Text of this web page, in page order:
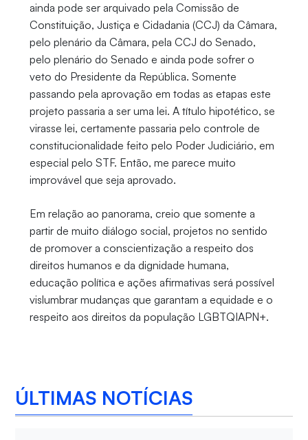
ainda pode ser arquivado pela Comissão de
Constituição, Justiça e Cidadania (CCJ) da Câmara,
pelo plenário da Câmara, pela CCJ do Senado,
pelo plenário do Senado e ainda pode sofrer o
veto do Presidente da República. Somente
passando pela aprovação em todas as etapas este
projeto passaria a ser uma lei. A título hipotético, se
virasse lei, certamente passaria pelo controle de
constitucionalidade feito pelo Poder Judiciário, em
especial pelo STF. Então, me parece muito
improvável que seja aprovado.
Em relação ao panorama, creio que somente a
partir de muito diálogo social, projetos no sentido
de promover a conscientização a respeito dos
direitos humanos e da dignidade humana,
educação política e ações afirmativas será possível
vislumbrar mudanças que garantam a equidade e o
respeito aos direitos da população LGBTQIAPN+.
ÚLTIMAS NOTÍCIAS